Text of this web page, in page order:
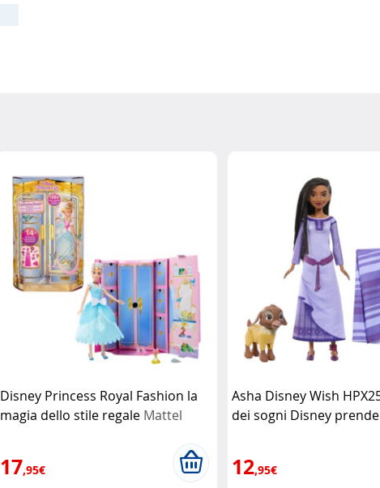
Disney Princess Royal Fashion la
magia dello stile regale Mattel
17,95€
Asha Disney Wish
dei sogni Disney
12,95€